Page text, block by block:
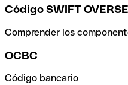
Código SWIFT
Comprender los
OCBC
Código bancario